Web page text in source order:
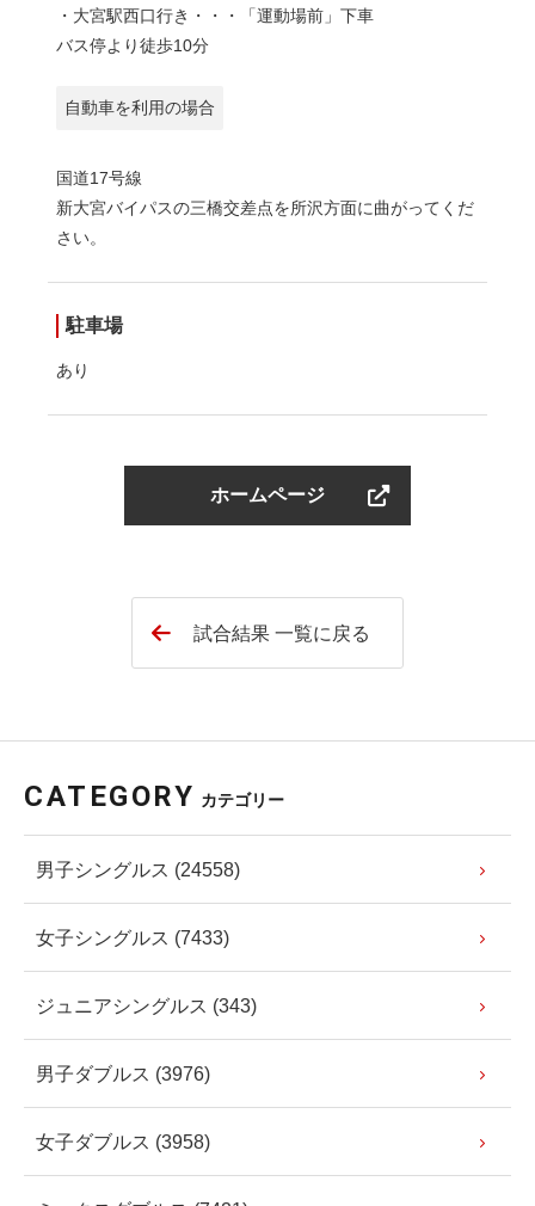
・大宮駅西口行き・・・「運動場前」下車
バス停より徒歩10分
自動車を利用の場合
国道17号線
新大宮バイパスの三橋交差点を所沢方面に曲がってくだ
さい。
駐車場
あり
ホームページ
試合結果 一覧に戻る
CATEGORY カテゴリー
男子シングルス (24558)
女子シングルス (7433)
ジュニアシングルス (343)
男子ダブルス (3976)
女子ダブルス (3958)